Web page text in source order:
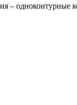
– одноконтурные